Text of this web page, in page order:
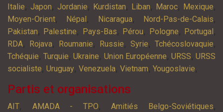
Italie, Japon, Jordanie, Kurdistan, Liban, Maroc, Mexique,
Moyen-Orient, Népal , Nicaragua, Nord-Pas-de-Calais,
Pakistan, Palestine, Pays-Bas, Pérou, Pologne, Portugal ,
RDA, Rojava, Roumanie, Russie, Syrie, Tchécoslovaquie,
Tchéquie,Turquie,Ukraine, Union Européenne, URSS,URSS
socialiste, Uruguay, Venezuela, Vietnam, Yougoslavie,
Partis et organisations
AIT, AMADA - TPO,Amitiés Belgo-Soviétiques,